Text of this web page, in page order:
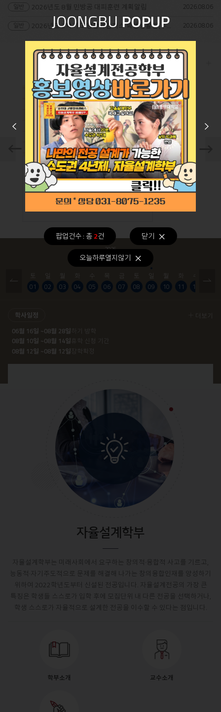
JOONGBUPOPUP
팝업건수 : 총2건
닫기
오늘하루열지않기
2026.0806
2026년도 8월 민방공 대피훈련 계획알림
2026.0806
2026년도 2학기 고양창의캠퍼스 학생생활관(수경재) 합격자 발표
PHOTO GALLERY
2026학년도 스승의날 행사 진행
요. 중부대학교 자율설계학부
승의 날을 맞이하여, 우리 자
부 학생들이 그동안 열정적으
안녕하세요. 중부대학교 자율설계학부
입니다.지난 6월 5일, 세종관 512호에
서 우리 자율설계학부의 '2026학년도 1
2026학년도 자율설계학부 종강총회 진행
. 중부대학교 자율설계학부
난 6월 5일, 세종관 512호에
회'..
입니다.우리 학부에서는 학생들의 폭넓
2026
08
토
01
일
02
월
03
화
04
수
05
목
06
금
07
토
08
일
09
월
10
화
11
12
학사일정
06월 16일 ~08월 28일 하기 방학
08월 10일 ~08월 14일 휴학 신청 기간
08월 12일 ~08월 12일 장학확정
더보기
자율설계학부
자율설계학부는 미래사회에서 요구하는 창의적·융합적 사고를 기르고,
능동적·자기주도적으로 문제를 해결해 나가는 창의융합인재를 양성하기
위하여 2022학년도부터 신설된 전공입니다. 자율설계전공의 가장 큰
특징은 학생들 스스로가 입학 후에 모집단위 내 다른 전공을 선택하거나,
학생 스스로가 자율적으로 설계한 전공을 이수할 수 있다는 점입니다.
학부소개 교수소개